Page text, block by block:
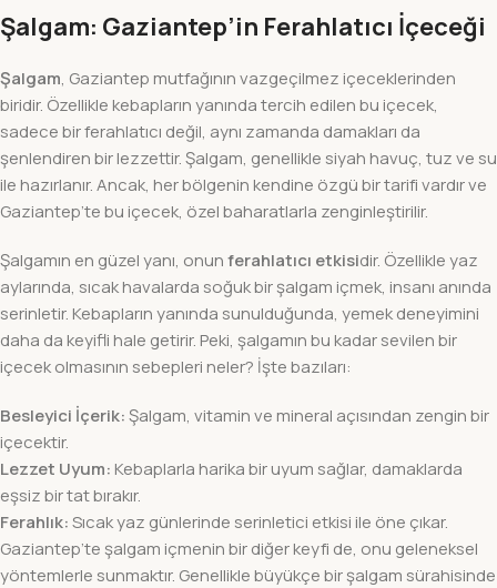
Şalgam: Gaziantep’in Ferahlatıcı İçeceği
Şalgam, Gaziantep mutfağının vazgeçilmez içeceklerinden
biridir. Özellikle kebapların yanında tercih edilen bu içecek,
sadece bir ferahlatıcı değil, aynı zamanda damakları da
şenlendiren bir lezzettir. Şalgam, genellikle siyah havuç, tuz ve su
ile hazırlanır. Ancak, her bölgenin kendine özgü bir tarifi vardır ve
Gaziantep’te bu içecek, özel baharatlarla zenginleştirilir.
Şalgamın en güzel yanı, onunferahlatıcı etkisidir. Özellikle yaz
aylarında, sıcak havalarda soğuk bir şalgam içmek, insanı anında
serinletir. Kebapların yanında sunulduğunda, yemek deneyimini
daha da keyifli hale getirir. Peki, şalgamın bu kadar sevilen bir
içecek olmasının sebepleri neler? İşte bazıları:
Besleyici İçerik:Şalgam, vitamin ve mineral açısından zengin bir
içecektir.
Lezzet Uyum: Kebaplarla harika bir uyum sağlar, damaklarda
eşsiz bir tat bırakır.
Ferahlık:Sıcak yaz günlerinde serinletici etkisi ile öne çıkar.
Gaziantep’te şalgam içmenin bir diğer keyfi de, onu geleneksel
yöntemlerle sunmaktır. Genellikle büyükçe bir şalgam sürahisinde